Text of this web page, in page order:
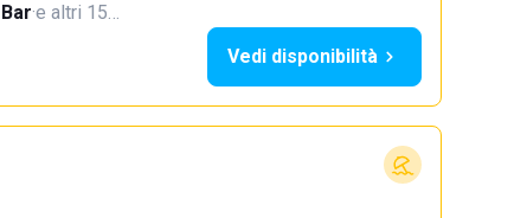
Bar·e altri 15…
Vedi disponibilità